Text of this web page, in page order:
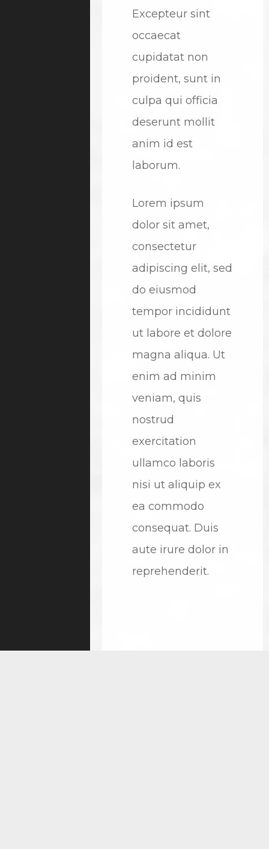
Excepteur sint
occaecat
cupidatat non
proident, sunt in
culpa qui officia
deserunt mollit
anim id est
laborum.
Lorem ipsum
dolor sit amet,
consectetur
adipiscing elit, sed
do eiusmod
tempor incididunt
ut labore et dolore
magna aliqua. Ut
enim ad minim
veniam, quis
nostrud
exercitation
ullamco laboris
nisi ut aliquip ex
ea commodo
consequat. Duis
aute irure dolor in
reprehenderit.